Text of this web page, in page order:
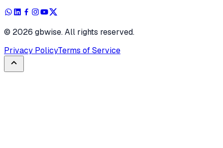
© 2026 gbwise. All rights reserved.
Privacy PolicyTerms of Service